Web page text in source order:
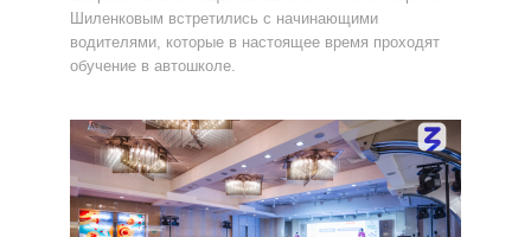
Шиленковым встретились с начинающими
водителями, которые в настоящее время проходят
обучение в автошколе.